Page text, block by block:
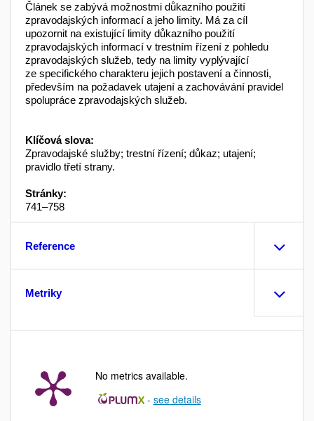
Článek se zabývá možnostmi důkazního použití
zpravodajských informací a jeho limity. Má za cíl
upozornit na existující limity důkazního použití
zpravodajských informací v trestním řízení z pohledu
zpravodajských služeb, tedy na limity vyplývající
ze specifického charakteru jejich postavení a činnosti,
především na požadavek utajení a zachovávání pravidel
spolupráce zpravodajských služeb.
Klíčová slova:
Zpravodajské služby; trestní řízení; důkaz; utajení;
pravidlo třetí strany.
Stránky:
741–758
Reference
Metriky
No metrics available.
- see details